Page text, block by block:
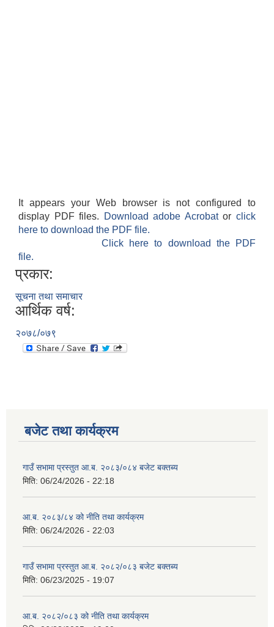
It appears your Web browser is not configured to
display PDF files.
Download adobe Acrobatorclick
here to download the PDF file.
Click here to download the PDF
file.
प्रकार:
सूचना तथा समाचार
आर्थिक वर्ष:
२०७८/०७९
बजेट तथा कार्यक्रम
गाउँ सभामा प्रस्तुत आ.ब. २०८३/०८४ बजेट बक्तब्य
मिति: 06/24/2026 - 22:18
आ.ब. २०८३/८४ को नीति तथा कार्यक्रम
मिति: 06/24/2026 - 22:03
गाउँ सभामा प्रस्तुत आ.ब. २०८२/०८३ बजेट बक्तब्य
मिति: 06/23/2025 - 19:07
आ.ब. २०८२/०८३ को नीति तथा कार्यक्रम